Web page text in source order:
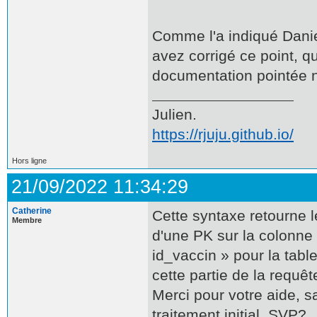
Comme l'a indiqué
avez corrigé ce point,
documentation pointée
Julien.
https://rjuju.github.io/
Hors ligne
21/09/2022 11:34:29
Catherine
Membre
Cette syntaxe retourne
d'une PK sur la
id_vaccin » pour la
cette partie de la
Merci pour votre aide,